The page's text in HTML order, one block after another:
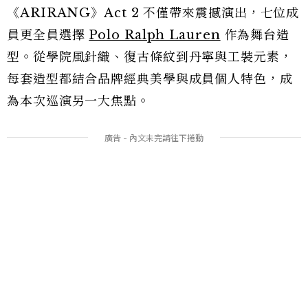
《ARIRANG》Act 2 不僅帶來震撼演出，七位成
員更全員選擇 Polo Ralph Lauren 作為舞台造
型。從學院風針織、復古條紋到丹寧與工裝元素，
每套造型都結合品牌經典美學與成員個人特色，成
為本次巡演另一大焦點。